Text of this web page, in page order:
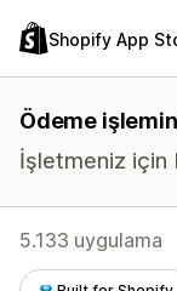
Shopify App
Ödeme
İşletmeniz için
5.133 uygulama